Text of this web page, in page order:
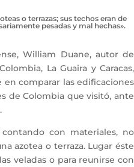
o terrazas; sus techos eran de
pesadas y mal hechas».
William Duane, autor de
La Guaira y Caracas,
en comparar las edificaciones
de Colombia que visitó, ante
con materiales, no
azotea o terraza. Lugar éste
veladas o para reunirse con